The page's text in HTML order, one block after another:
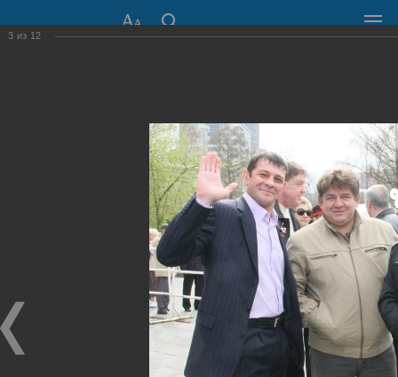
ГОРОДА НОВОСИБИРСКА
630099, г. Новосибирск, Красный проспект, 34
Общественная приемная
3 из 12